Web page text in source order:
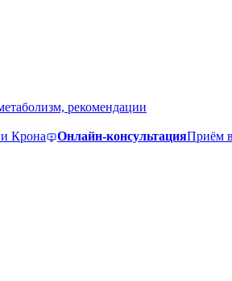
рекомендации
Крона Онлайн-консультацияПриём